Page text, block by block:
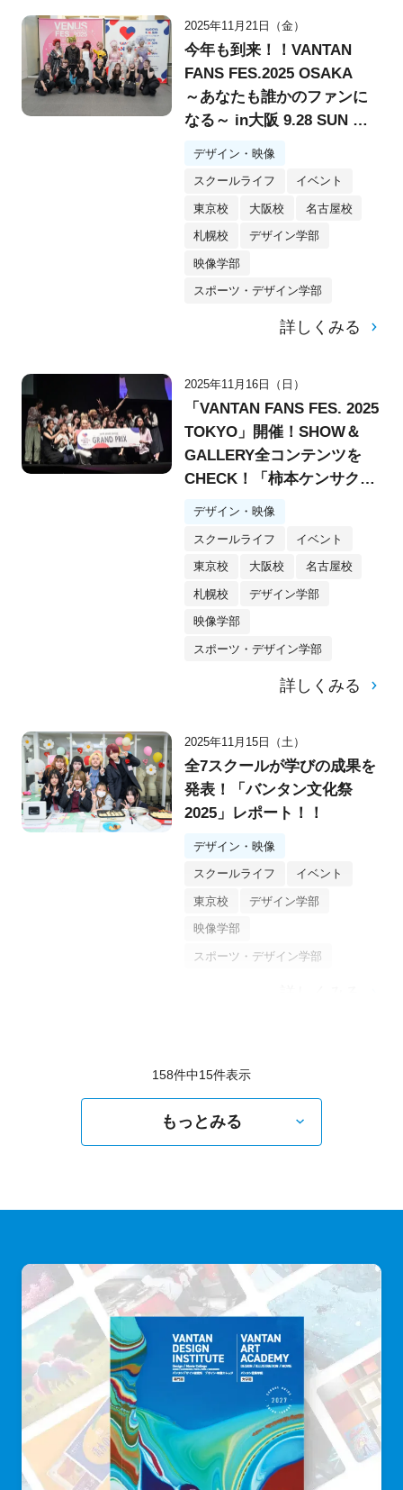
2025年11月21日（金）
今年も到来！！VANTAN
FANS FES.2025 OSAKA
～あなたも誰かのファンに
なる～ in大阪 9.28 SUN @
堂島リバーフォーラム
デザイン・映像
スクールライフ イベント
東京校 大阪校 名古屋校
札幌校 デザイン学部
映像学部
スポーツ・デザイン学部
詳しくみる
2025年11月16日（日）
「VANTAN FANS FES. 2025
TOKYO」開催！SHOW＆
GALLERY全コンテンツを
CHECK！「柿本ケンサク
賞」で制作支援金100万円を
デザイン・映像
スクールライフ イベント
東京校 大阪校 名古屋校
札幌校 デザイン学部
映像学部
スポーツ・デザイン学部
詳しくみる
2025年11月15日（土）
全7スクールが学びの成果を
発表！「バンタン文化祭
2025」レポート！！
デザイン・映像
スクールライフ イベント
東京校 デザイン学部
映像学部
スポーツ・デザイン学部
158件中15件表示
もっとみる